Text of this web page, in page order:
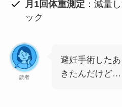
月1回体重測定 ：減量
ック
読者
避妊手術した
きたんだけど…